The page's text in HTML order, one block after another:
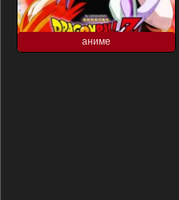
аниме